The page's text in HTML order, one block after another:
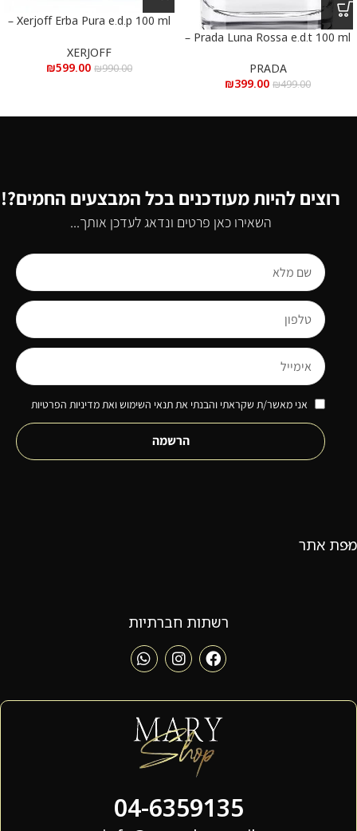
Prada Luna Rossa e.d.t 100 ml –
PRADA
₪499.00
₪399.00
Xerjoff Erba Pura e.d.p 100 ml –
XERJOFF
₪990.00
₪599.00
רוצים להיות מעודכנים בכל המבצעים החמים?!
השאירו כאן פרטים ונדאג לעדכן אותך...
אני מאשר/ת שקראתי והבנתי את תנאי השימוש ואת מדיניות הפרטיות
הרשמה
מפת אתר
רשתות חברתיות
04-6359135